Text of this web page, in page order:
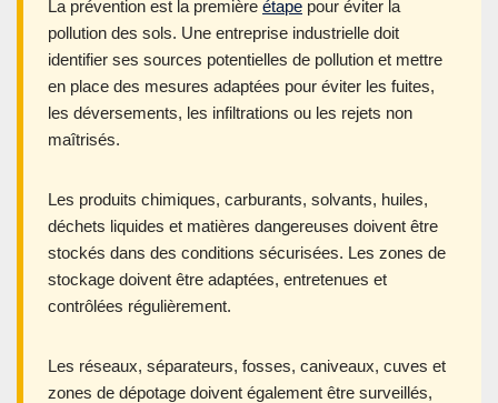
La prévention est la première étape pour éviter la
pollution des sols. Une entreprise industrielle doit
identifier ses sources potentielles de pollution et mettre
en place des mesures adaptées pour éviter les fuites,
les déversements, les infiltrations ou les rejets non
maîtrisés.
Les produits chimiques, carburants, solvants, huiles,
déchets liquides et matières dangereuses doivent être
stockés dans des conditions sécurisées. Les zones de
stockage doivent être adaptées, entretenues et
contrôlées régulièrement.
Les réseaux, séparateurs, fosses, caniveaux, cuves et
zones de dépotage doivent également être surveillés,